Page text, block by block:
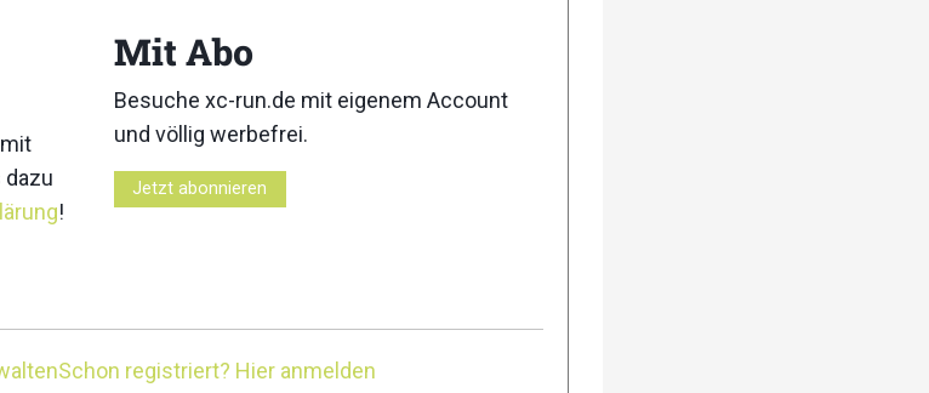
4
dazu
!
Mit Abo
Besuche xc-run.de mit eigenem Account
und völlig werbefrei.
Jetzt abonnieren
Schon registriert? Hier anmelden